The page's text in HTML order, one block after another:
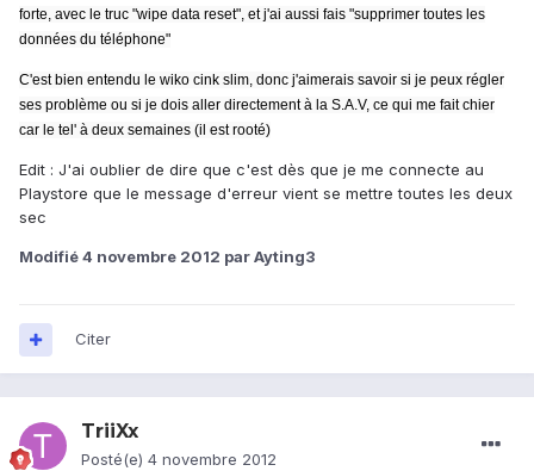
forte, avec le truc "wipe data reset", et j'ai aussi fais "supprimer toutes les
données du téléphone"
C'est bien entendu le wiko cink slim, donc j'aimerais savoir si je peux régler
ses problème ou si je dois aller directement à la S.A.V, ce qui me fait chier
car le tel' à deux semaines (il est rooté)
Edit : J'ai oublier de dire que c'est dès que je me connecte au
Playstore que le message d'erreur vient se mettre toutes les deux
sec
Modifié4 novembre 2012 par Ayting3
Citer
TriiXx
Posté(e) 4 novembre 2012